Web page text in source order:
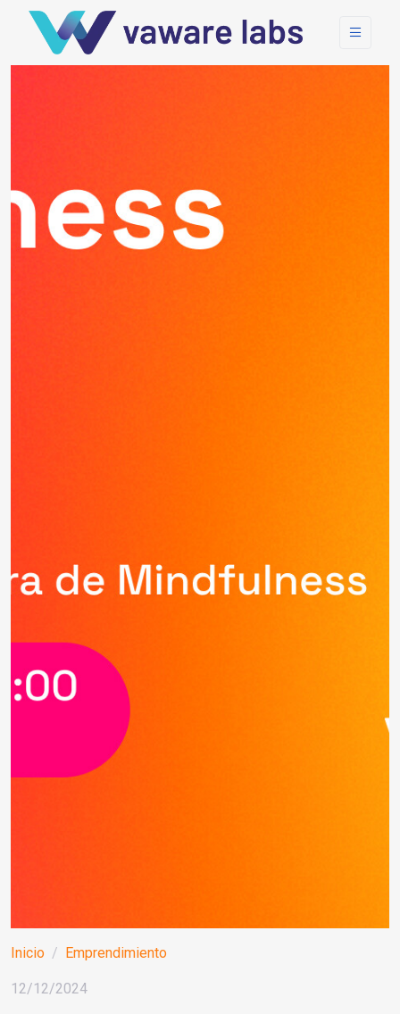
Inicio Emprendimiento
12/12/2024